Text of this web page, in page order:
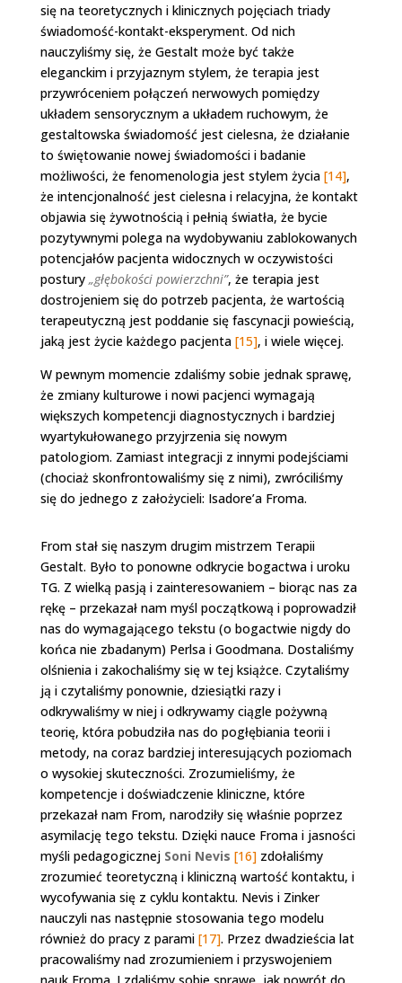
się na teoretycznych i klinicznych pojęciach triady
świadomość-kontakt-eksperyment. Od nich
nauczyliśmy się, że Gestalt może być także
eleganckim i przyjaznym stylem, że terapia jest
przywróceniem połączeń nerwowych pomiędzy
układem sensorycznym a układem ruchowym, że
gestaltowska świadomość jest cielesna, że działanie
to świętowanie nowej świadomości i badanie
możliwości, że fenomenologia jest stylem życia [14],
że intencjonalność jest cielesna i relacyjna, że kontakt
objawia się żywotnością i pełnią światła, że bycie
pozytywnymi polega na wydobywaniu zablokowanych
potencjałów pacjenta widocznych w oczywistości
postury „głębokości powierzchni”, że terapia jest
dostrojeniem się do potrzeb pacjenta, że wartością
terapeutyczną jest poddanie się fascynacji powieścią,
jaką jest życie każdego pacjenta [15], i wiele więcej.
W pewnym momencie zdaliśmy sobie jednak sprawę,
że zmiany kulturowe i nowi pacjenci wymagają
większych kompetencji diagnostycznych i bardziej
wyartykułowanego przyjrzenia się nowym
patologiom. Zamiast integracji z innymi podejściami
(chociaż skonfrontowaliśmy się z nimi), zwróciliśmy
się do jednego z założycieli: Isadore’a Froma.
From stał się naszym drugim mistrzem Terapii
Gestalt. Było to ponowne odkrycie bogactwa i uroku
TG. Z wielką pasją i zainteresowaniem – biorąc nas za
rękę – przekazał nam myśl początkową i poprowadził
nas do wymagającego tekstu (o bogactwie nigdy do
końca nie zbadanym) Perlsa i Goodmana. Dostaliśmy
olśnienia i zakochaliśmy się w tej książce. Czytaliśmy
ją i czytaliśmy ponownie, dziesiątki razy i
odkrywaliśmy w niej i odkrywamy ciągle pożywną
teorię, która pobudziła nas do pogłębiania teorii i
metody, na coraz bardziej interesujących poziomach
o wysokiej skuteczności. Zrozumieliśmy, że
kompetencje i doświadczenie kliniczne, które
przekazał nam From, narodziły się właśnie poprzez
asymilację tego tekstu. Dzięki nauce Froma i jasności
myśli pedagogicznej Soni Nevis [16] zdołaliśmy
zrozumieć teoretyczną i kliniczną wartość kontaktu, i
wycofywania się z cyklu kontaktu. Nevis i Zinker
nauczyli nas następnie stosowania tego modelu
również do pracy z parami [17]. Przez dwadzieścia lat
pracowaliśmy nad zrozumieniem i przyswojeniem